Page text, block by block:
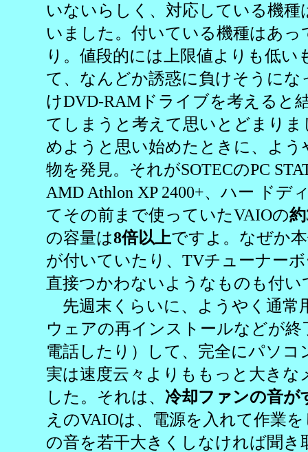
いないらしく、対応している機
いました。付いている機種はあ
り。値段的には上限値よりも低
て、なんどか誘惑に負けそうに
けDVD-RAMドライブを考えると
てしまうと考えて思いとどまり
めようと思い始めたときに、よ
物を発見。それがSOTECのPC
AMD Athlon XP 2400+、ハー ドデ
てその前まで使っていたVAIOの
の容量は8倍以上ですよ。なぜか
が付いていたり、TVチューナー
直接つかわないようなものも付
先週末くらいに、ようやく通常
ウェアの再インストールなどが
電話したり）して、完全にパソコ
実は速度云々よりももっと大き
した。それは、 冷却ファンの音が
えのVAIOは、電源を入れて作業
の音を若干大きくしなければ聞